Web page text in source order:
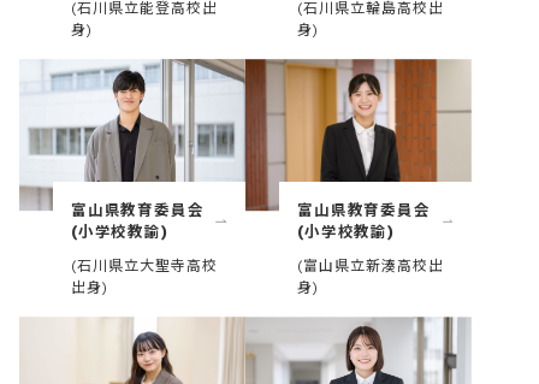
(石川県立能登高校出
身)
(石川県立輪島高校出
身)
富山県教育委員会
(小学校教諭)
(石川県立大聖寺高校
出身)
富山県教育委員会
(小学校教諭)
(富山県立新湊高校出
身)